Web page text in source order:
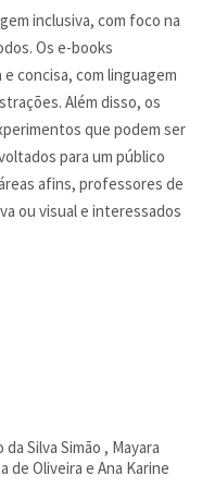
inclusiva, com foco na
Os e-books
concisa, com linguagem
Além disso, os
que podem ser
para um público
afins, professores de
ou visual e interessados
Silva Simão , Mayara
de Oliveira e Ana Karine